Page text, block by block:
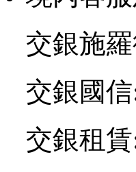
交銀施
交銀國信
交銀租